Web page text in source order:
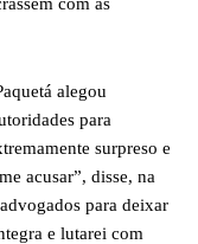
alegou
para
surpreso e
acusar”, disse, na
para deixar
e lutarei com